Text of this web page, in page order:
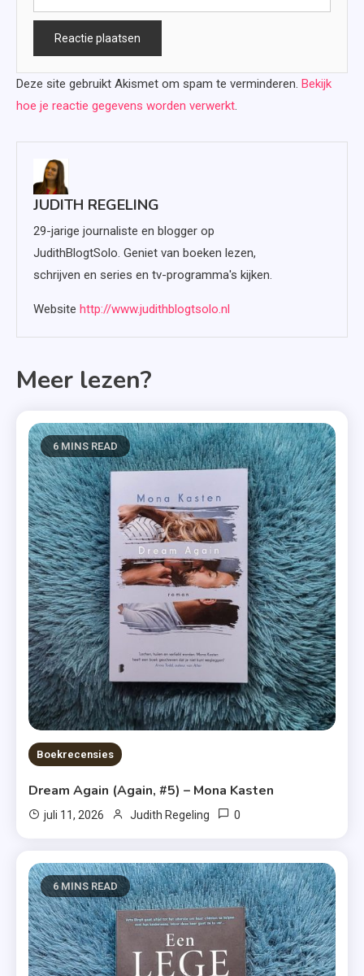
Deze site gebruikt Akismet om spam te verminderen. Bekijk
hoe je reactie gegevens worden verwerkt.
JUDITH REGELING
29-jarige journaliste en blogger op
JudithBlogtSolo. Geniet van boeken lezen,
schrijven en series en tv-programma's kijken.
Website http://www.judithblogtsolo.nl
Meer lezen?
6 MINS READ
Boekrecensies
Dream Again (Again, #5) – Mona Kasten
juli 11, 2026 Judith Regeling 0
6 MINS READ